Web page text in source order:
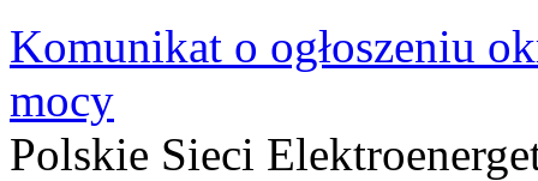
Komunikat o ogłoszeniu
mocy
Polskie Sieci